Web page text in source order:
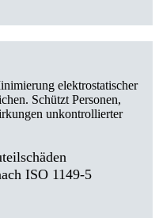
elektrostatischer
Schützt Personen,
unkontrollierter
ISO 1149-5